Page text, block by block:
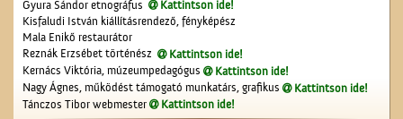
Vasat, vasárut vásároljunk
a Berger
vaskereskedésben
Gyura Sándor etnográfus
Kattintson ide!
Kisfaludi István kiállításrendező, fényképész
Mala Enikő restaurátor
Reznák Erzsébet történész
Kattintson ide!
Kernács Viktória, múzeumpedagógus
Kattintson ide!
Nagy Ágnes, működést támogató munkatárs, grafikus
Kattintson ide!
Tánczos Tibor webmester
Kattintson ide!